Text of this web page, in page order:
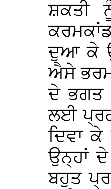
ਸ਼ਕਤੀ
ਦੁਆ ਕੇ
ਐਸੇ
ਦੇ ਭਗਤ
ਲਈ
ਦਿਵਾ
ਉਨ੍ਹਾਂ
ਬਹੁਤ